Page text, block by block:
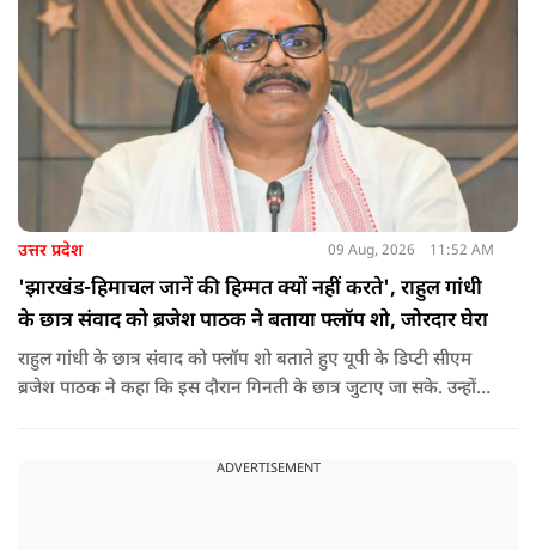
उत्तर प्रदेश 09 Aug, 2026 11:52 AM
'झारखंड-हिमाचल जानें की हिम्मत क्यों नहीं करते', राहुल गांधी
के छात्र संवाद को ब्रजेश पाठक ने बताया फ्लॉप शो, जोरदार घेरा
राहुल गांधी के छात्र संवाद को फ्लॉप शो बताते हुए यूपी के डिप्टी सीएम
ब्रजेश पाठक ने कहा कि इस दौरान गिनती के छात्र जुटाए जा सके. उन्होंने
ADVERTISEMENT